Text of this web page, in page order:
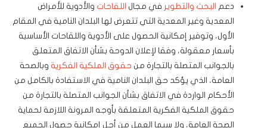
دعم البحث والتطوير في مجال اللقاحات والأدوية للأمراض
المعدية وغير المعدية التي تتعرض لها البلدان النامية في المقام
الأول، وتوفير إمكانية الحصول على الأدوية واللقاحات الأساسية
بأسعار معقولة، وفقا لإعلان الدوحة بشأن الاتفاق المتعلق
بالجوانب المتصلة بالتجارة من حقوق الملكية الفكرية وبالصحة
العامة، الذي يؤكد حق البلدان النامية في الاستفادة بالكامل من
الأحكام الواردة في الاتفاق بشأن الجوانب المتصلة بالتجارة من
حقوق الملكية الفكرية المتعلقة بأوجه المرونة اللازمة لحماية
الصحة العامة، ولا سيما العمل من أجل إمكانية حصول الجميع